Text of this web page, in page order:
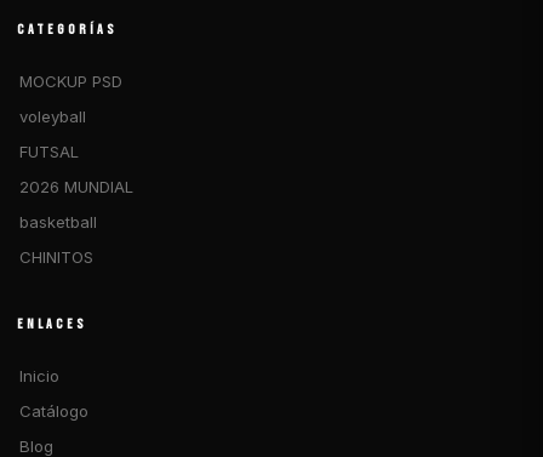
CATEGORÍAS
MOCKUP PSD
voleyball
FUTSAL
2026 MUNDIAL
basketball
CHINITOS
ENLACES
Inicio
Catálogo
Blog